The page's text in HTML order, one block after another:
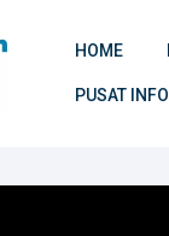
HOME
PUSAT